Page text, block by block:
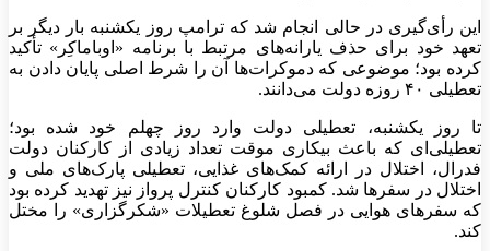
این رأی‌گیری در حالی انجام شد که ترامپ روز یکشنبه بار دیگر بر
تعهد خود برای حذف یارانه‌های مرتبط با برنامه «اوباماکِر» تأکید
کرده بود؛ موضوعی که دموکرات‌ها آن را شرط اصلی پایان دادن به
تعطیلی ۴۰ روزه دولت می‌دانند.
تا روز یکشنبه، تعطیلی دولت وارد روز چهلم خود شده بود؛
تعطیلی‌ای که باعث بیکاری موقت تعداد زیادی از کارکنان دولت
فدرال، اختلال در ارائه کمک‌های غذایی، تعطیلی پارک‌های ملی و
اختلال در سفر‌ها شد. کمبود کارکنان کنترل پرواز نیز تهدید کرده بود
که سفر‌های هوایی در فصل شلوغ تعطیلات «شکرگزاری» را مختل
کند.